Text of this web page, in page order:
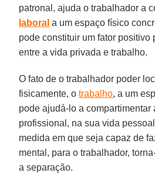
patronal, ajuda o trabalhador a
laboral a um espaço físico
pode constituir um fator positivo
entre a vida privada e trabalho.
O fato de o trabalhador poder
fisicamente, otrabalho, a um
pode ajudá-lo a compartimentar
profissional, na sua vida
medida em que seja capaz de
mental, para o trabalhador,
a separação.